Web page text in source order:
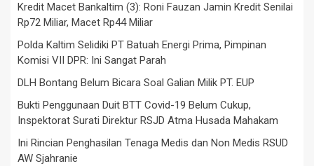
Kredit Macet Bankaltim (3): Roni Fauzan Jamin Kredit Senilai
Rp72 Miliar, Macet Rp44 Miliar
Polda Kaltim Selidiki PT Batuah Energi Prima, Pimpinan
Komisi VII DPR: Ini Sangat Parah
DLH Bontang Belum Bicara Soal Galian Milik PT. EUP
Bukti Penggunaan Duit BTT Covid-19 Belum Cukup,
Inspektorat Surati Direktur RSJD Atma Husada Mahakam
Ini Rincian Penghasilan Tenaga Medis dan Non Medis RSUD
AW Sjahranie